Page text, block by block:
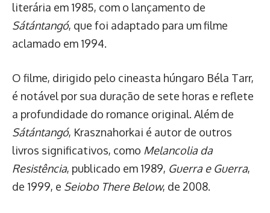
literária em 1985, com o lançamento de
Sátántangó, que foi adaptado para um filme
aclamado em 1994.
O filme, dirigido pelo cineasta húngaro Béla Tarr,
é notável por sua duração de sete horas e reflete
a profundidade do romance original. Além de
Sátántangó, Krasznahorkai é autor de outros
livros significativos, como Melancolia da
Resistência, publicado em 1989, Guerra e Guerra,
de 1999, e Seiobo There Below, de 2008.